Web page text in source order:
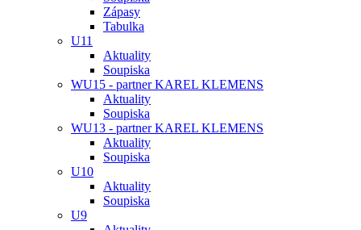
Zápasy
Tabulka
U11
Aktuality
Soupiska
WU15 - partner KAREL KLEMENS
Aktuality
Soupiska
WU13 - partner KAREL KLEMENS
Aktuality
Soupiska
U10
Aktuality
Soupiska
U9